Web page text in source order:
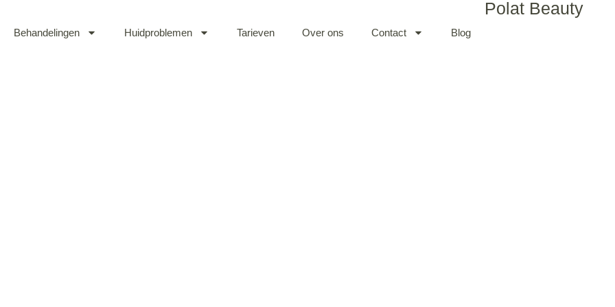
Behandelingen Huidproblemen Tarieven Over ons Contact Blog
Polat Beauty